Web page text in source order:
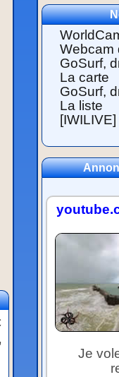
Webcam
GoSurf,
La carte
GoSurf,
La liste
Je